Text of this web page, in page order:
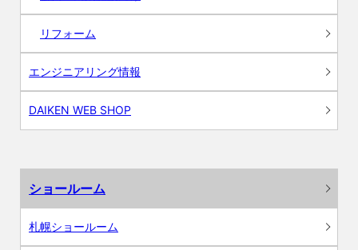
リフォーム
エンジニアリング情報
DAIKEN WEB SHOP
ショールーム
札幌ショールーム